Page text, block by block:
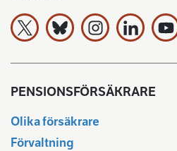
Arbetspensionsförsäkrarna
PENSIONSFÖRSÄKRARE
Olika försäkrare
Förvaltning